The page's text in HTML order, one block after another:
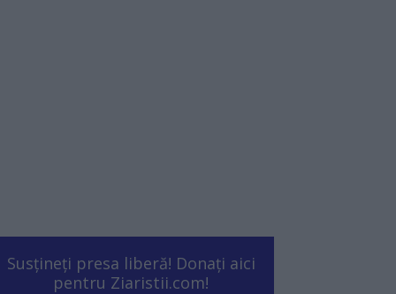
Susțineți presa liberă! Donați aici
pentru Ziaristii.com!